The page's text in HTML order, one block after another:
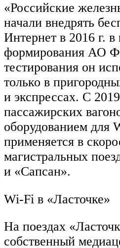
«Российские
начали внедрять
Интернет в 2016 г. в
формирования АО
тестирования он
только в
и экспрессах. С
пассажирских
оборудованием для
применяется в
магистральных
и «Сапсан».
Wi-Fi в «Ласточке»
На поездах
собственный